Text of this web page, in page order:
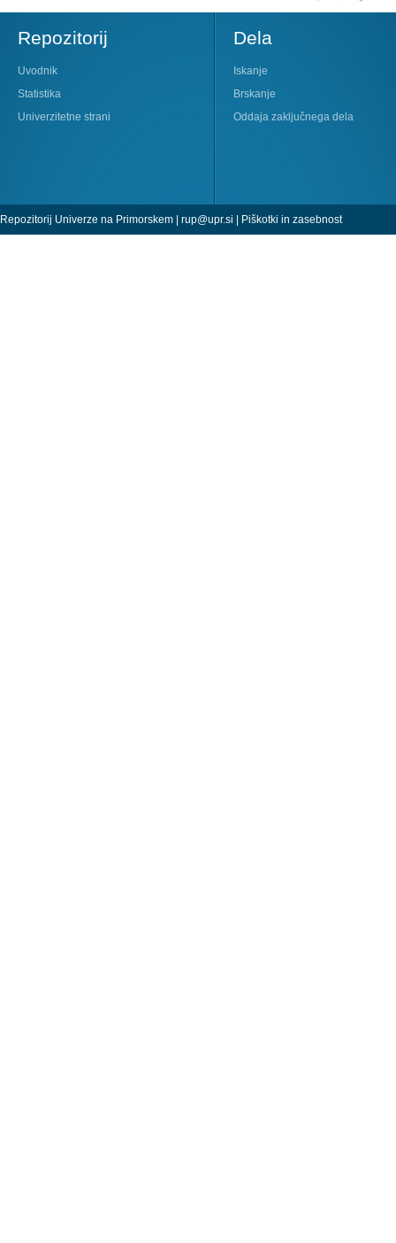
Repozitorij
Uvodnik
Statistika
Univerzitetne strani
Dela
Iskanje
Brskanje
Oddaja zaključnega dela
Repozitorij Univerze na Primorskem | rup@upr.si | Piškotki in zasebnost